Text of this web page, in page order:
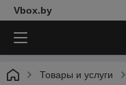
Vbox.by
Товары и услуги